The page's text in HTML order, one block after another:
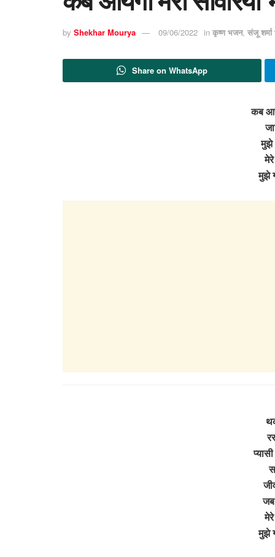
by Shekhar Mourya 09/06/2022 in कृष्ण भजन, संजू
Share on WhatsApp
कब
मुझे
मुझे
जब
मुझे